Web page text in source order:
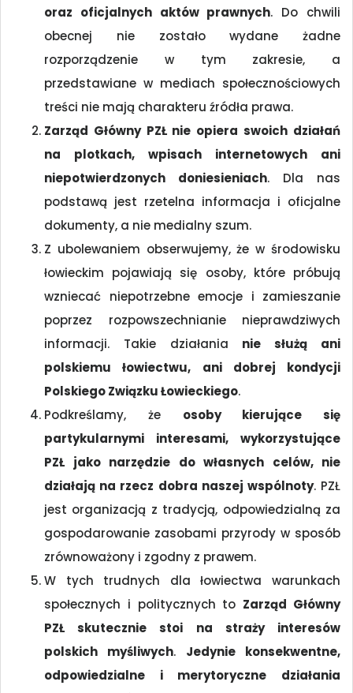
oraz oficjalnych aktów prawnych. Do chwili
obecnej nie zostało wydane żadne
rozporządzenie w tym zakresie, a
przedstawiane w mediach społecznościowych
treści nie mają charakteru źródła prawa.
Zarząd Główny PZŁ nie opiera swoich działań
na plotkach, wpisach internetowych ani
niepotwierdzonych doniesieniach. Dla nas
podstawą jest rzetelna informacja i oficjalne
dokumenty, a nie medialny szum.
Z ubolewaniem obserwujemy, że w środowisku
łowieckim pojawiają się osoby, które próbują
wzniecać niepotrzebne emocje i zamieszanie
poprzez rozpowszechnianie nieprawdziwych
informacji. Takie działania nie służą ani
polskiemu łowiectwu, ani dobrej kondycji
Polskiego Związku Łowieckiego.
Podkreślamy, że osoby kierujące się
partykularnymi interesami, wykorzystujące
PZŁ jako narzędzie do własnych celów, nie
działają na rzecz dobra naszej wspólnoty. PZŁ
jest organizacją z tradycją, odpowiedzialną za
gospodarowanie zasobami przyrody w sposób
zrównoważony i zgodny z prawem.
W tych trudnych dla łowiectwa warunkach
społecznych i politycznych to Zarząd Główny
PZŁ skutecznie stoi na straży interesów
polskich myśliwych. Jedynie konsekwentne,
odpowiedzialne i merytoryczne działania